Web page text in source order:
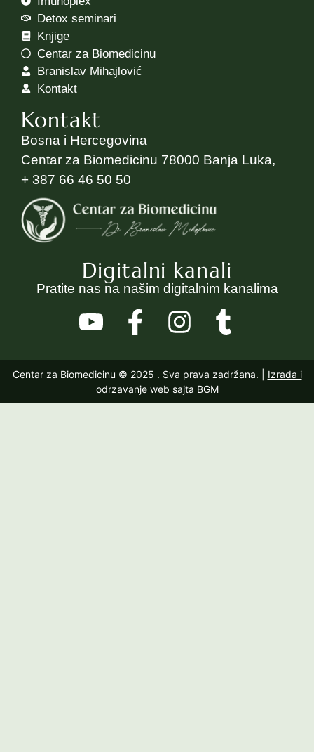
Detox seminari
Knjige
Centar za Biomedicinu
Branislav Mihajlović
Kontakt
Kontakt
Bosna i Hercegovina
Centar za Biomedicinu 78000 Banja Luka,
+ 387 66 46 50 50
Digitalni kanali
Pratite nas na našim digitalnim kanalima
Centar za Biomedicinu © 2025 . Sva prava zadržana. | Izrada i
odrzavanje web sajta BGM